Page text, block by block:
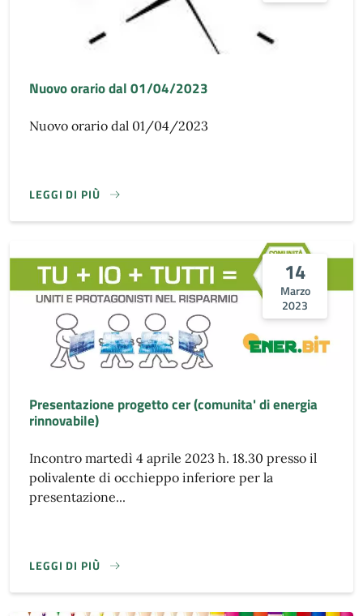
Nuovo orario dal 01/04/2023
Nuovo orario dal 01/04/2023
LEGGI DI PIÙ
14
Marzo
2023
Presentazione progetto cer (comunita' di energia
rinnovabile)
Incontro martedì 4 aprile 2023 h. 18.30 presso il
polivalente di occhieppo inferiore per la
presentazione...
LEGGI DI PIÙ